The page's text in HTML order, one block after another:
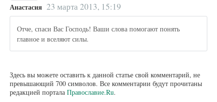
Анастасия 23 марта 2013, 15:19
Отче, спаси Вас Господь! Ваши слова помогают понять
главное и вселяют силы.
Здесь вы можете оставить к данной статье свой комментарий, не
превышающий 700 символов. Все комментарии будут прочитаны
редакцией портала Православие.Ru.